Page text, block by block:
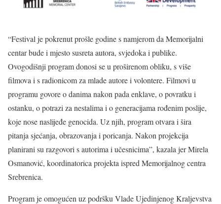
“Festival je pokrenut prošle godine s namjerom da Memorijalni
centar bude i mjesto susreta autora, svjedoka i publike.
Ovogodišnji program donosi se u proširenom obliku, s više
filmova i s radionicom za mlade autore i volontere. Filmovi u
programu govore o danima nakon pada enklave, o povratku i
ostanku, o potrazi za nestalima i o generacijama rođenim poslije,
koje nose naslijeđe genocida. Uz njih, program otvara i šira
pitanja sjećanja, obrazovanja i poricanja. Nakon projekcija
planirani su razgovori s autorima i učesnicima”, kazala jer Mirela
Osmanović, koordinatorica projekta ispred Memorijalnog centra
Srebrenica.
Program je omogućen uz podršku Vlade Ujedinjenog Kraljevstva